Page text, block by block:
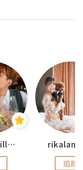
思思賢 ChillMyBabe
追蹤